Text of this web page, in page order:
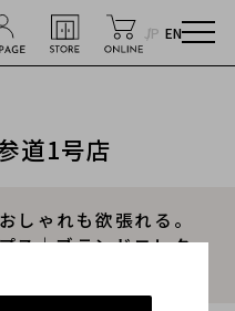
JP EN
道1号店
しゃれも欲張れる。
ス｜ブランドコレク